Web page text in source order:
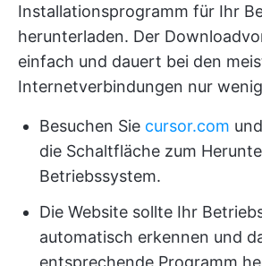
Installationsprogramm für Ihr
herunterladen. Der
einfach und dauert bei den
Internetverbindungen nur
Besuchen Sie cursor.com
die Schaltfläche zum
Betriebssystem.
Die Website sollte Ihr
automatisch erkennen und
entsprechende Programm